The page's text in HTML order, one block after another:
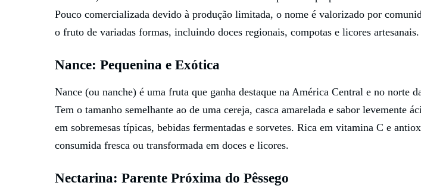
Pouco comercializada devido à produção limitada, o nome é valorizado por
o fruto de variadas formas, incluindo doces regionais, compotas e licores artesanais.
Nance: Pequenina e Exótica
Nance (ou nanche) é uma fruta que ganha destaque na América Central e no norte
Tem o tamanho semelhante ao de uma cereja, casca amarelada e sabor levemente
em sobremesas típicas, bebidas fermentadas e sorvetes. Rica em vitamina C e
consumida fresca ou transformada em doces e licores.
Nectarina: Parente Próxima do Pêssego